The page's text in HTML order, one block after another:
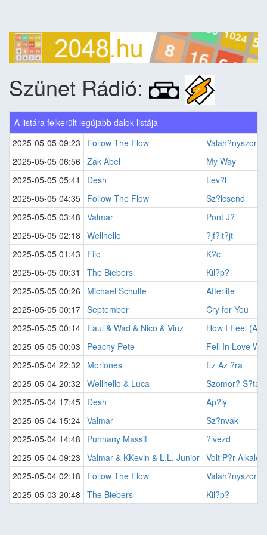
Szünet Rádió:
A listára felkerült legújabb dalok listája
2025-05-05 09:23
Follow The Flow
Valah?nyszor
2025-05-05 06:56 Zak Abel
My Way
2025-05-05 05:41
Desh
Lev?l
2025-05-05 04:35 Follow The Flow
Sz?lcsend
2025-05-05 03:48 Valmar
Pont J?
2025-05-05 02:18 Wellhello
?jf?lt?jt
2025-05-05 01:43
Filo
K?c
2025-05-05 00:31
The Biebers
Kil?p?
2025-05-05 00:26
Michael Schulte
Afterlife
2025-05-05 00:17 September
Cry for You
2025-05-05 00:14 Faul & Wad & Nico & Vinz
How I Feel
2025-05-05 00:03
Peachy Pete
Fell In Love
2025-05-04 22:32
Moriones
Ez Az ?ra
2025-05-04 20:32 Wellhello & Luca
Szomor? S?ta
2025-05-04 17:45 Desh
Ap?ly
2025-05-04 15:24 Valmar
Sz?nvak
2025-05-04 14:48
Punnany Massif
?lvezd
2025-05-04 09:23 Valmar & KKevin & L.L. Junior Volt P?r Alkalom
2025-05-04 02:18
Follow The Flow
Valah?nyszor
2025-05-03 20:48 The Biebers Kil?p?